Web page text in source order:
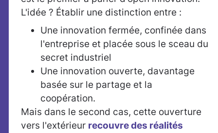
L'idée ? Établir une distinction entre :
Une innovation fermée, confinée dans
l'entreprise et placée sous le sceau du
secret industriel
Une innovation ouverte, davantage
basée sur le partage et la
coopération.
Mais dans le second cas, cette ouverture
vers l'extérieur recouvre des réalités